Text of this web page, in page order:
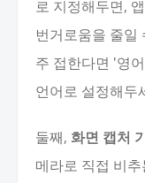
로 지정해두면,
번거로움을 줄일
주 접한다면 '영
언어로 설정해두
둘째, 화면 캡처
메라로 직접 비